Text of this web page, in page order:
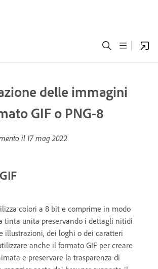
delle immagini
GIF o PNG-8
il 17 mag 2022
colori a 8 bit e comprime in modo
tinta unita preservando i dettagli nitidi
illustrazioni, dei loghi o dei caratteri
anche il formato GIF per creare
e preservare la trasparenza di